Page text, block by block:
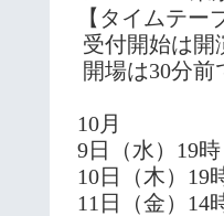
【タイムテー
受付開始は開
開場は30分前
10月
9日（水）19時
10日（木）19
11日（金）14